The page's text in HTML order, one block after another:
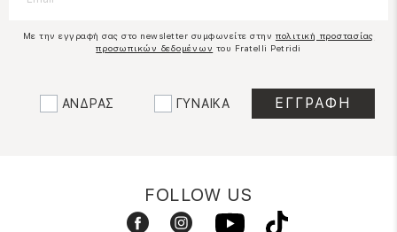
Με την εγγραφή σας στο newsletter συμφωνείτε στην πολιτική προστασίας
προσωπικών δεδομένων του Fratelli Petridi
ΑΝΔΡΑΣ ΓΥΝΑΙΚΑ
FOLLOW US